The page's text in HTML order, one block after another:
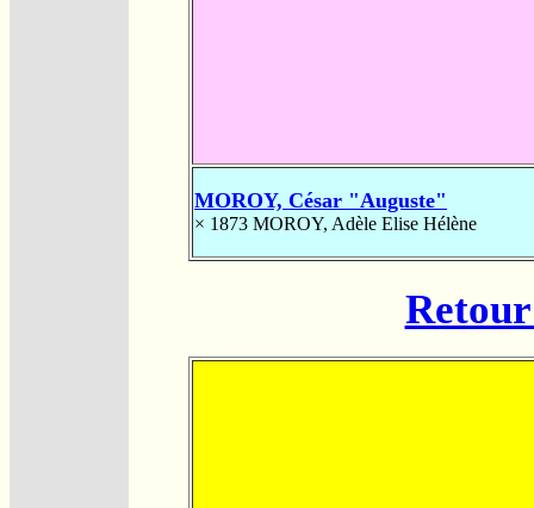
MOROY, César "Auguste"
× 1873 MOROY, Adèle Elise Hélène